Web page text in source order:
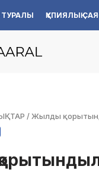
ТУРАЛЫ ҚҰПИЯЛЫҚ
/Жылды